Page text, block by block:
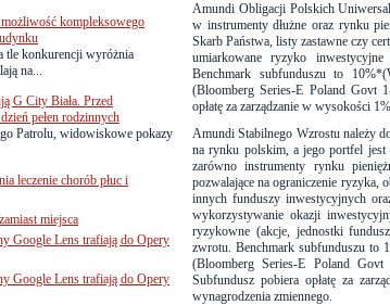
Amundi Obligacji Polskich
w instrumenty dłużne oraz rynku
Skarb Państwa, listy zastawne czy
umiarkowane ryzyko
Benchmark subfunduszu to
(Bloomberg Series-E Poland Govt
opłatę za zarządzanie w wysokości
Amundi Stabilnego Wzrostu należy
na rynku polskim, a jego portfel jest
zarówno instrumenty rynku
pozwalające na ograniczenie ryzyka,
innych funduszy inwestycyjnych
wykorzystywanie okazji
ryzykowne (akcje, jednostki
zwrotu. Benchmark subfunduszu
(Bloomberg Series-E Poland
Subfundusz pobiera opłatę za
wynagrodzenia zmiennego.
kompleksowego
tle konkurencji wyróżnia
na...
G City Biała. Przed
pełen rodzinnych
Patrolu, widowiskowe pokazy
leczenie chorób płuc i
miejsca
Google Lens trafiają do Opery
Google Lens trafiają do Opery